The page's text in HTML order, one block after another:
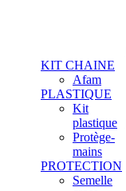
KIT CHAINE
Afam
PLASTIQUE
Kit
plastique
Protège-
mains
PROTECTION
Semelle